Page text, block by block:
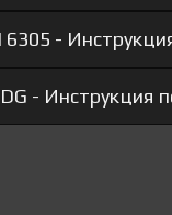
-
- Инструкция